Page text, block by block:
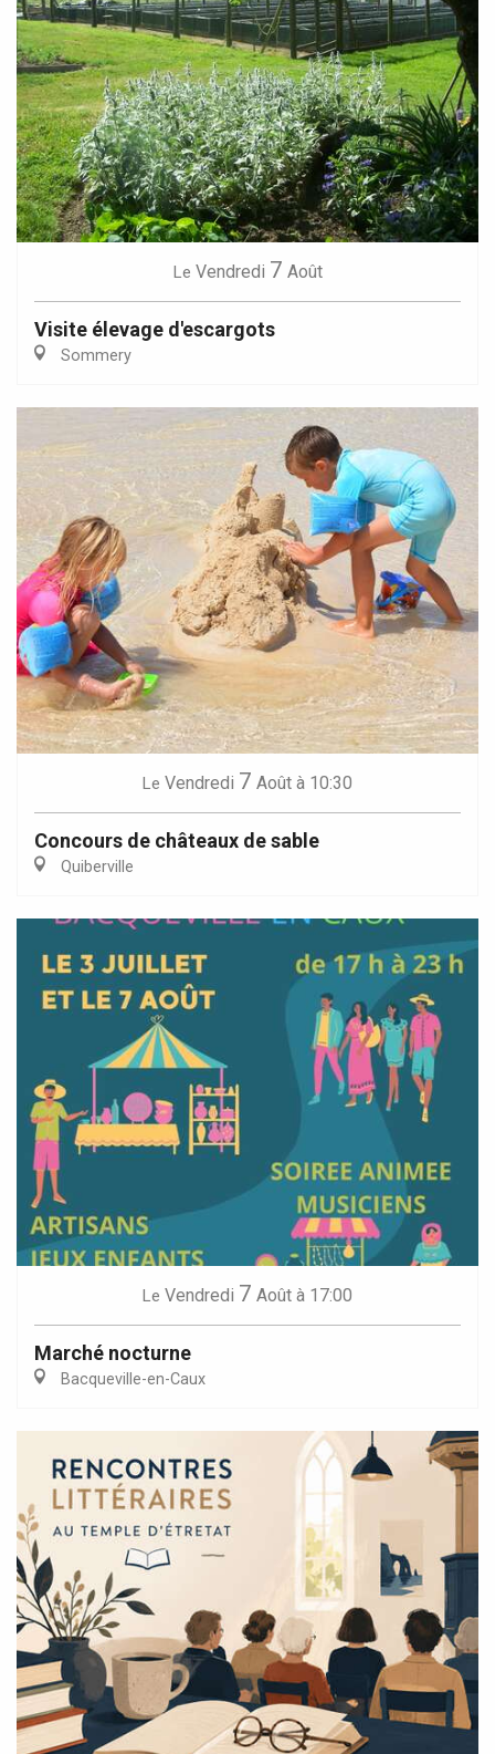
Le Vendredi 7 Août
Visite élevage d'escargots
Sommery
Le Vendredi 7 Août à 10:30
Concours de châteaux de sable
Quiberville
Le Vendredi 7 Août à 17:00
Marché nocturne
Bacqueville-en-Caux